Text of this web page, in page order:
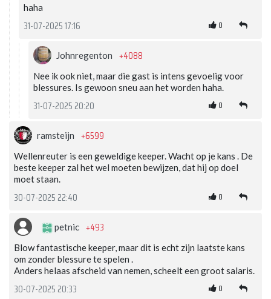
haha
31-07-2025 17:16 0
Johnregenton +4088
Nee ik ook niet, maar die gast is intens gevoelig voor
blessures. Is gewoon sneu aan het worden haha.
31-07-2025 20:20 0
ramsteijn +6599
Wellenreuter is een geweldige keeper. Wacht op je kans . De
beste keeper zal het wel moeten bewijzen, dat hij op doel
moet staan.
30-07-2025 22:40 0
petnic +493
Blow fantastische keeper, maar dit is echt zijn laatste kans
om zonder blessure te spelen .
Anders helaas afscheid van nemen, scheelt een groot salaris.
30-07-2025 20:33 0